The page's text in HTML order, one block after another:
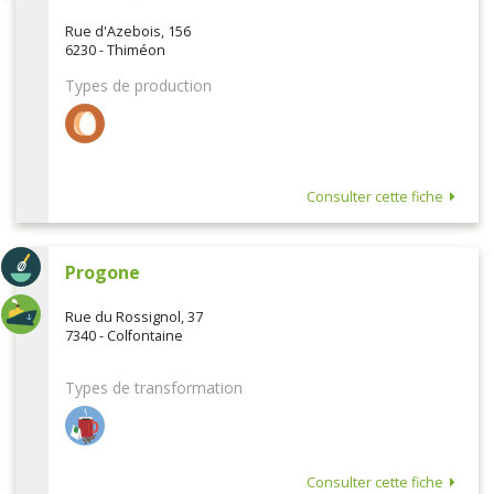
Rue d'Azebois, 156
6230 - Thiméon
Types de production
Consulter cette fiche
Progone
Rue du Rossignol, 37
7340 - Colfontaine
Types de transformation
Consulter cette fiche